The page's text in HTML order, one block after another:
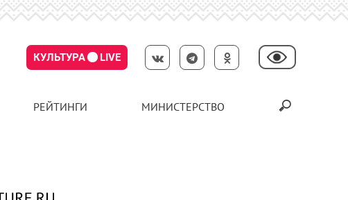
КУЛЬТУРА LIVE
РЕЙТИНГИ МИНИСТЕРСТВО